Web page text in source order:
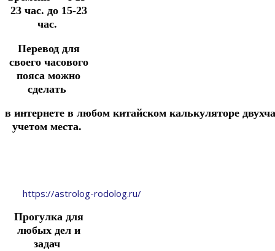
23 час. до 15-23
час.
Перевод для
своего часового
пояса можно
сделать
в интернете в любом китайском калькуляторе
учетом места.
https://astrolog-rodolog.ru/
Прогулка для
любых дел и
задач